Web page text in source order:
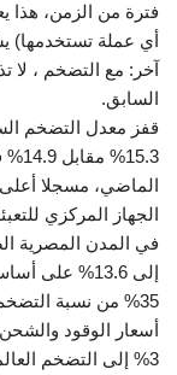
فترة من الزمن، هذا
أي عملة تستخدمها)
آخر: مع التضخم ، لا
السابق.
قفز معدل التضخم
الجهاز المركزي
في المدن المصرية
35% من نسبة
أسعار الوقود والشحن